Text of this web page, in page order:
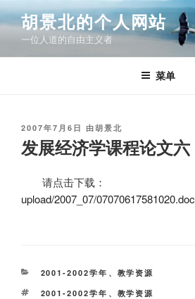
跳
至
容
胡景北的个人网站
一位人道的自由主义者
菜单
发
布
于
2007年7月6日 由胡景北
发展经济学课程论文六
请点击下载：
upload/2007_07/07070617581020.doc
分
2001-2002学年 、 教学资源
标
2001-2002学年 、 教学资源